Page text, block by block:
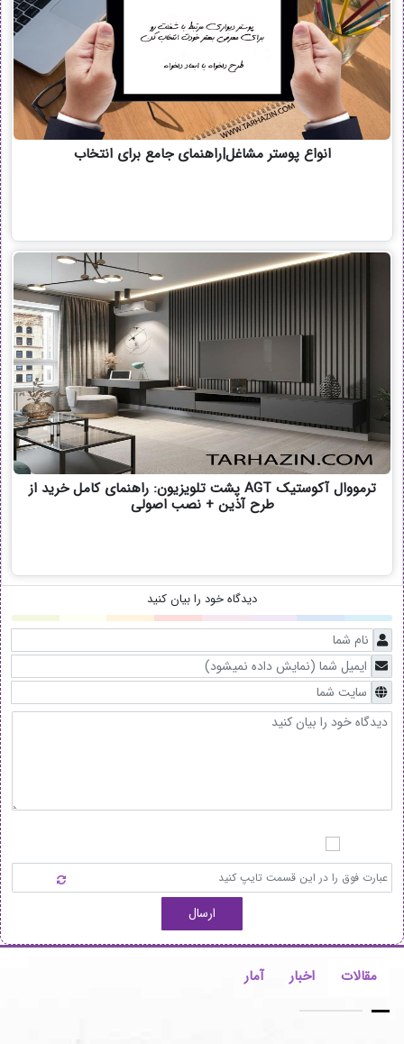
انواع پوستر مشاغل|راهنمای جامع برای انتخاب
ترمووال آکوستیک AGT پشت تلویزیون: راهنمای کامل خرید از
طرح آذین + نصب اصولی
دیدگاه خود را بیان کنید
ارسال
مقالات اخبار آمار